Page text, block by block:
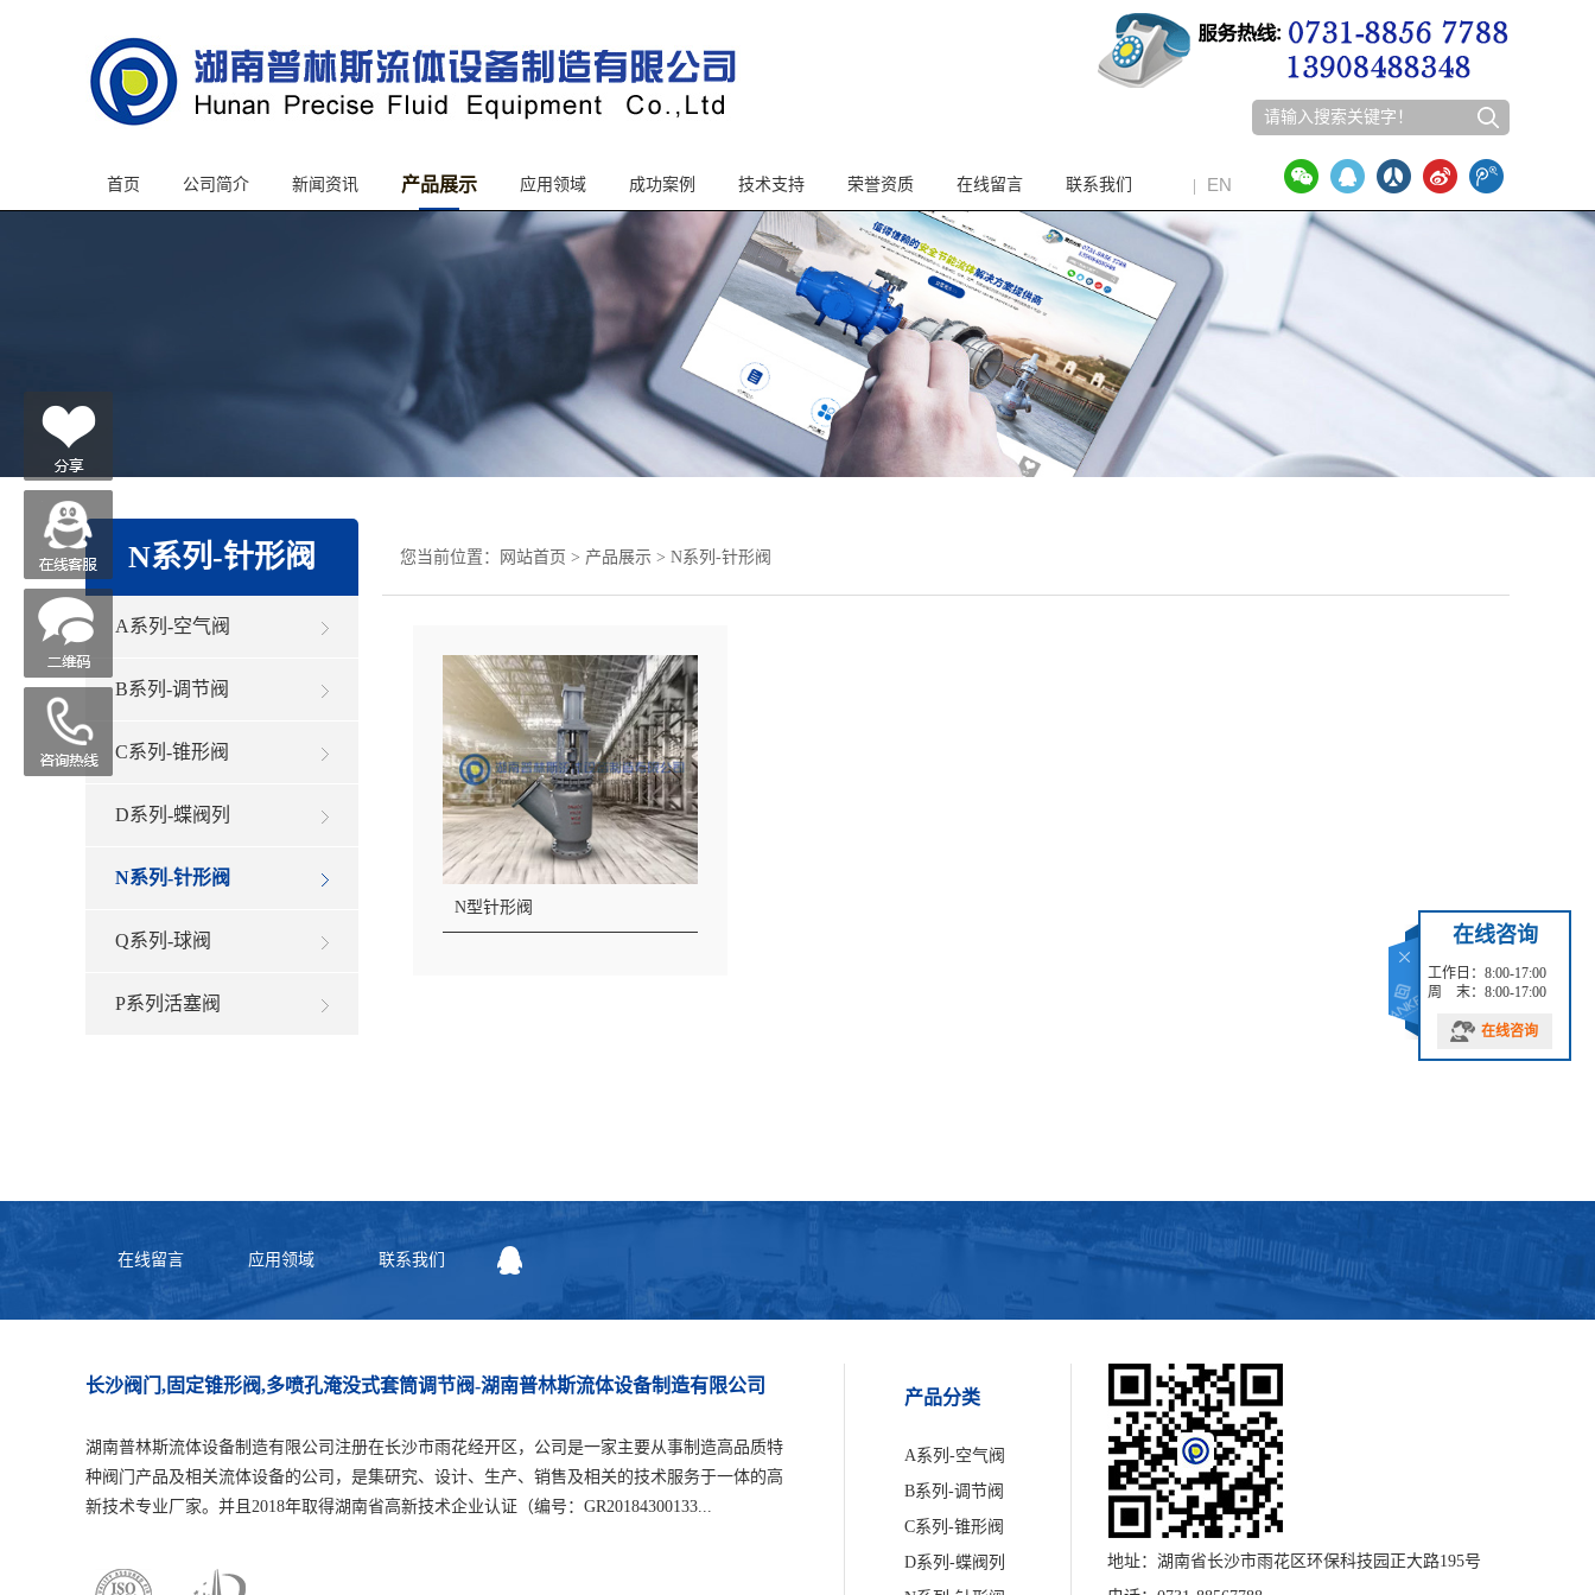
首页 公司简介 新闻资讯 产品展示 应用领域 成功案例 技术支持 荣誉资质 在线留言 联系我们 | EN
N系列-针形阀
A系列-空气阀
B系列-调节阀
C系列-锥形阀
D系列-蝶阀列
N系列-针形阀
Q系列-球阀
P系列活塞阀
您当前位置： 网站首页 > 产品展示 > N系列-针形阀
N型针形阀
在线留言 应用领域 联系我们
长沙阀门,固定锥形阀,多喷孔淹没式套筒调节阀-湖南普林斯流体设备制造有限公司
湖南普林斯流体设备制造有限公司注册在长沙市雨花经开区，公司是一家主要从事制造高品质特
种阀门产品及相关流体设备的公司，是集研究、设计、生产、销售及相关的技术服务于一体的高
新技术专业厂家。并且2018年取得湖南省高新技术企业认证（编号：GR20184300133...
产品分类
A系列-空气阀
B系列-调节阀
C系列-锥形阀
D系列-蝶阀列
地址：湖南省长沙市雨花区环保科技园正大路195号
在线咨询
工作日：8:00-17:00
周 末：8:00-17:00
在线咨询